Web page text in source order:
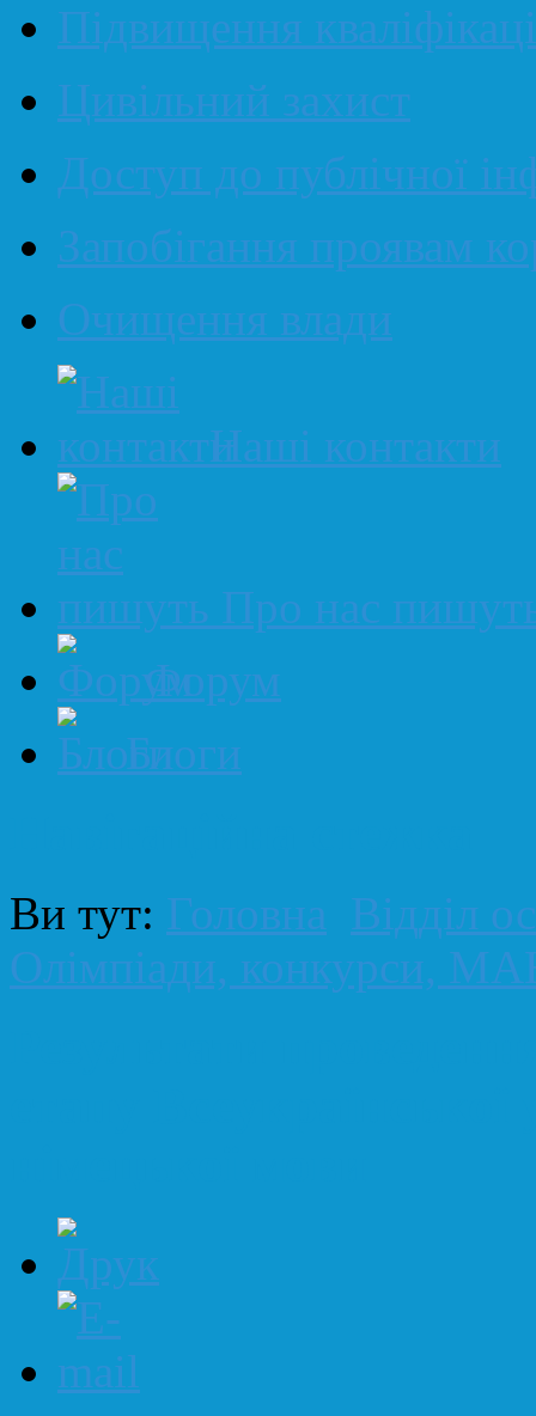
Підвищення
Цивільний захист
Доступ до публічної
Запобігання проявам
Очищення влади
Наші контакти
Про нас
Форум
Блоги
Ви тут: Головна Відділ
Олімпіади, конкурси,